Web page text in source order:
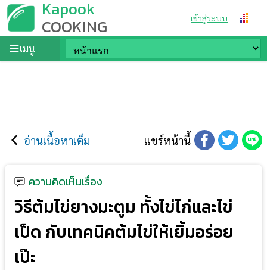
Kapook
COOKING เข้าสู่ระบบ
เมนู
อ่านเนื้อหาเต็ม แชร์หน้านี้
ความคิดเห็นเรื่อง
วิธีต้มไข่ยางมะตูม ทั้งไข่ไก่และไข่
เป็ด กับเทคนิคต้มไข่ให้เยิ้มอร่อย
เป๊ะ